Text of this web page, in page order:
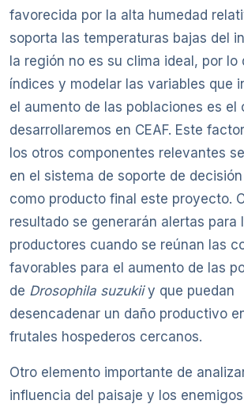
favorecida por la alta humedad
soporta las temperaturas bajas del
la región no es su clima ideal, por lo
índices y modelar las variables que
el aumento de las poblaciones es el
desarrollaremos en CEAF. Este
los otros componentes relevantes
en el sistema de soporte de
como producto final este proyecto.
resultado se generarán alertas para
productores cuando se reúnan las
favorables para el aumento de las
de Drosophila suzukiiy que puedan
desencadenar un daño productivo
frutales hospederos cercanos.
Otro elemento importante de
influencia del paisaje y los